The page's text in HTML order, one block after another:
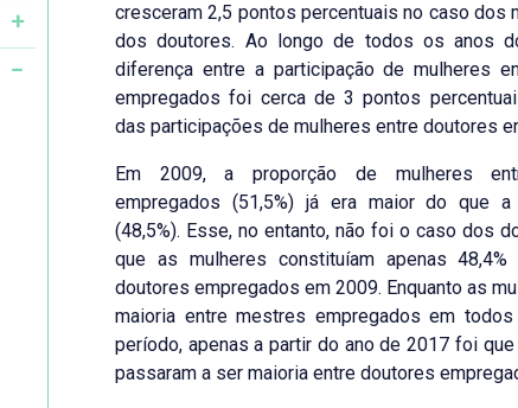
cresceram 2,5 pontos percentuais no caso dos
dos doutores. Ao longo de todos os anos
diferença entre a participação de mulheres
empregados foi cerca de 3 pontos
das participações de mulheres entre doutores
Em 2009, a proporção de mulheres
empregados (51,5%) já era maior do que
(48,5%). Esse, no entanto, não foi o caso dos
que as mulheres constituíam apenas
doutores empregados em 2009. Enquanto as
maioria entre mestres empregados em
período, apenas a partir do ano de 2017 foi
passaram a ser maioria entre doutores